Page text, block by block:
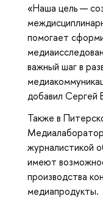
«Наша цель —
помогает
важный шаг в
добавил Сергей
Также в
журналистикой
имеют
производства
медиапродукты.